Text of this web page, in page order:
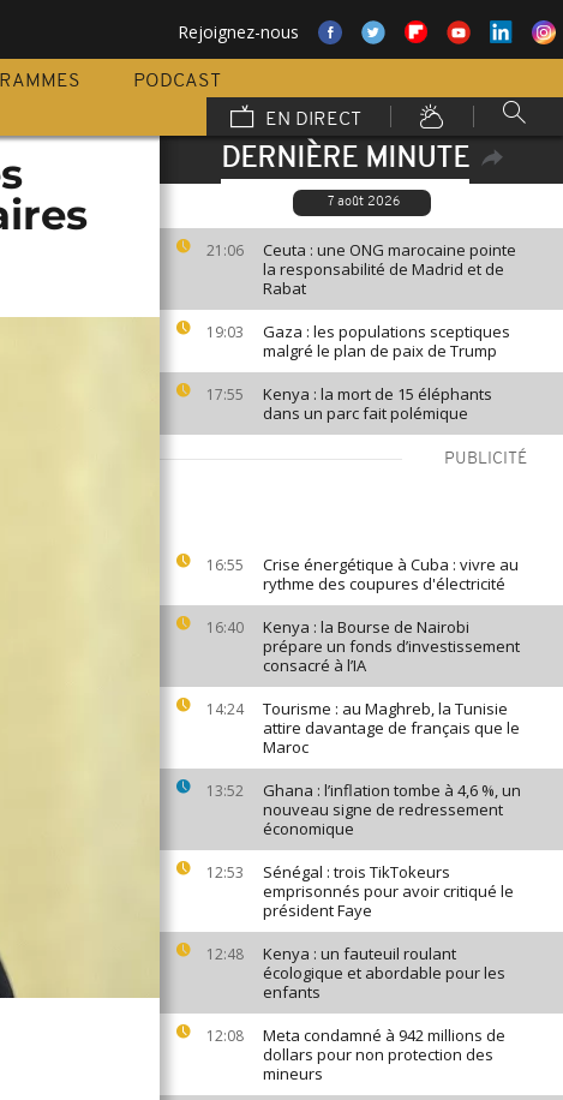
Rejoignez-nous
PODCAST
EN DIRECT
DERNIÈRE MINUTE
7 août 2026
21:06
Ceuta : une ONG marocaine pointe
la responsabilité de Madrid et de
Rabat
19:03
Gaza : les populations sceptiques
malgré le plan de paix de Trump
17:55
Kenya : la mort de 15 éléphants
dans un parc fait polémique
PUBLICITÉ
16:55
Crise énergétique à Cuba : vivre au
rythme des coupures d'électricité
16:40
Kenya : la Bourse de Nairobi
prépare un fonds d’investissement
consacré à l’IA
14:24
Tourisme : au Maghreb, la Tunisie
attire davantage de français que le
Maroc
13:52
Ghana : l’inflation tombe à 4,6 %, un
nouveau signe de redressement
économique
12:53
Sénégal : trois TikTokeurs
emprisonnés pour avoir critiqué le
président Faye
12:48
Kenya : un fauteuil roulant
écologique et abordable pour les
enfants
12:08
Meta condamné à 942 millions de
dollars pour non protection des
mineurs